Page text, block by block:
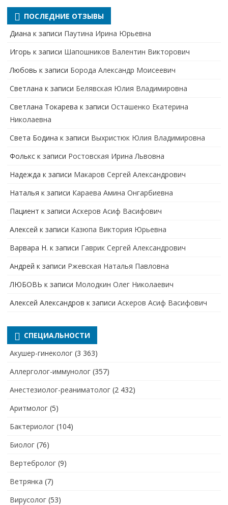
ПОСЛЕДНИЕ ОТЗЫВЫ
Диана к записи Паутина Ирина Юрьевна
Игорь к записи Шапошников Валентин Викторович
Любовь к записи Борода Александр Моисеевич
Светлана к записи Белявская Юлия Владимировна
Cветлана Токарева к записи Осташенко Екатерина
Николаевна
Света Бодина к записи Выхристюк Юлия Владимировна
Фолькс к записи Ростовская Ирина Львовна
Надежда к записи Макаров Сергей Александрович
Наталья к записи Караева Амина Онгарбиевна
Пациент к записи Аскеров Асиф Васифович
Алексей к записи Казюпа Виктория Юрьевна
Варвара Н. к записи Гаврик Сергей Александрович
Андрей к записи Ржевская Наталья Павловна
ЛЮБОВЬ к записи Молодкин Олег Николаевич
Алексей Александров к записи Аскеров Асиф Васифович
СПЕЦИАЛЬНОСТИ
Акушер-гинеколог (3 363)
Аллерголог-иммунолог (357)
Анестезиолог-реаниматолог (2 432)
Аритмолог (5)
Бактериолог (104)
Биолог (76)
Вертебролог (9)
Ветрянка (7)
Вирусолог (53)